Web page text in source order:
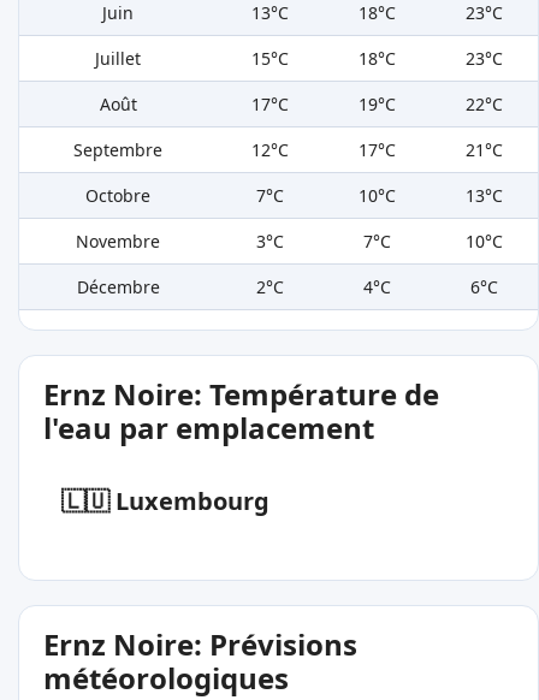
Juin
13°C 18°C
23°C
Juillet
15°C 18°C
23°C
Août
17°C 19°C
22°C
Septembre
12°C 17°C
21°C
Octobre
7°C 10°C
13°C
Novembre
3°C 7°C
10°C
Décembre
2°C 4°C 6°C
Ernz Noire: Température de
l'eau par emplacement
🇱🇺 Luxembourg
Ernz Noire: Prévisions
météorologiques